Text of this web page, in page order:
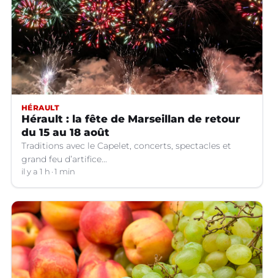
HÉRAULT
Hérault : la fête de Marseillan de retour
du 15 au 18 août
Traditions avec le Capelet, concerts, spectacles et
grand feu d’artifice...
il y a 1 h 1 min